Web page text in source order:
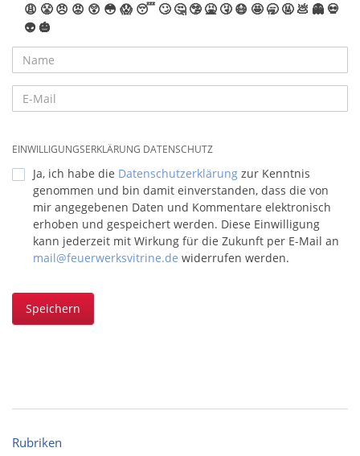
😩 😤 😠 😡 😲 😳 😱 😴 🙄 🤔 🤥 🤮 🤧 😷 🤩 🥱 🤬 💩 👻 💀
👽 🎃
EINWILLIGUNGSERKLÄRUNG DATENSCHUTZ
Ja, ich habe die Datenschutzerklärung zur Kenntnis
genommen und bin damit einverstanden, dass die von
mir angegebenen Daten und Kommentare elektronisch
erhoben und gespeichert werden. Diese Einwilligung
kann jederzeit mit Wirkung für die Zukunft per E-Mail an
mail@feuerwerksvitrine.de widerrufen werden.
Speichern
Rubriken